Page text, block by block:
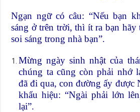
Ngạn ngữ có câu: “Nếu bạn
sáng ở trên trời, thì ít ra bạn hãy
soi sáng trong nhà bạn”.
Mừng ngày sinh nhật của
chúng ta cũng còn phải nhớ
đã đi qua, con đường ấy được
khẩu hiệu: “Ngài phải lớn
lại”.